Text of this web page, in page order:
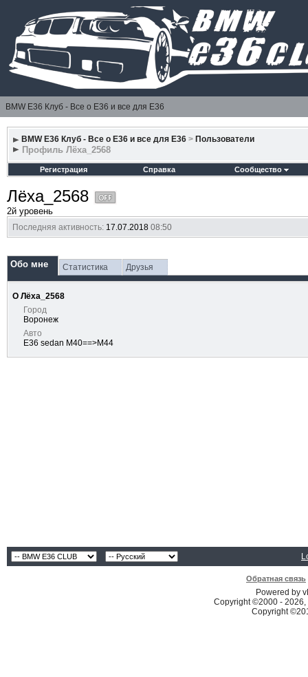
BMW E36 Клуб - Все о Е36 и все для Е36
BMW E36 Клуб - Все о Е36 и все для Е36 > Пользователи
Профиль Лёха_2568
Регистрация Справка Сообщество
Лёха_2568
2й уровень
Последняя активность:17.07.2018 08:50
Обо мне Статистика Друзья
О Лёха_2568
Город
Воронеж
Авто
E36 sedan M40==>М44
Обратная связь
Powered by
Copyright ©2000 -
Copyright